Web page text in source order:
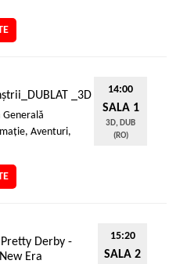
_3D
Generală
Aventuri,
14:00
SALA 1
3D, DUB
(RO)
Derby -
Era
15:20
SALA 2